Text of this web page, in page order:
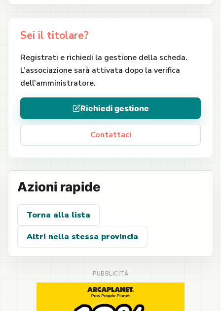
Sei il titolare?
Registrati e richiedi la gestione della scheda.
L’associazione sarà attivata dopo la verifica
dell’amministratore.
Richiedi gestione
Contattaci
Azioni rapide
Torna alla lista
Altri nella stessa provincia